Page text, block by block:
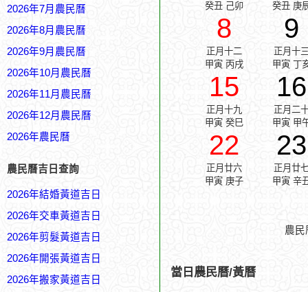
2026年7月農民曆
2026年8月農民曆
2026年9月農民曆
2026年10月農民曆
2026年11月農民曆
2026年12月農民曆
2026年農民曆
農民曆吉日查詢
2026年結婚黃道吉日
2026年交車黃道吉日
2026年剪髮黃道吉日
2026年開張黃道吉日
2026年搬家黃道吉日
癸丑 己卯
癸丑 庚
8
正月十二
甲寅 丙戌
9
正月十
甲寅 丁
15
正月十九
甲寅 癸巳
16
正月二
甲寅 甲
22
正月廿六
甲寅 庚子
23
正月廿
甲寅 辛
農
當日農民曆/黃曆